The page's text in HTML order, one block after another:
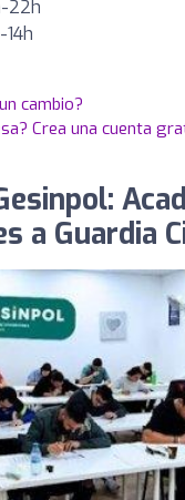
22h
cambio?
Crea una cuenta
a Guardia